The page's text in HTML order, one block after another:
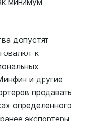
минимум
допустят
к
и другие
продавать
определенного
экспортеры